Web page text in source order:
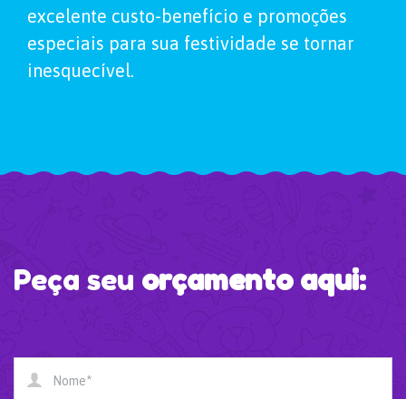
excelente custo-benefício e promoções
especiais para sua festividade se tornar
inesquecível.
Peça seu orçamento aqui:
Nome*